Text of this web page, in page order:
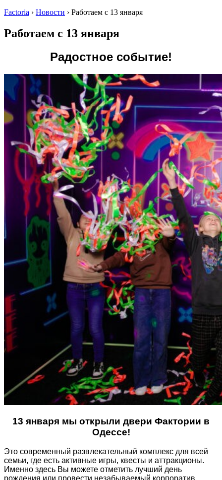
Factoria › Новости › Работаем с 13 января
Работаем с 13 января
Радостное событие!
13 января мы открыли двери Фактории в
Одессе!
Это современный развлекательный комплекс для всей
семьи, где есть активные игры, квесты и аттракционы.
Именно здесь Вы можете отметить лучший день